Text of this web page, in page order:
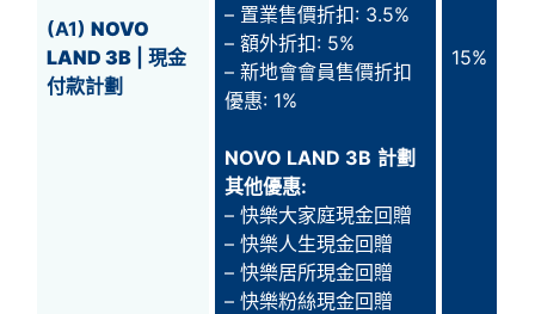
(A1)NOVO
LAND 3B | 現金
付款計劃
– 置業售價折扣: 3.5%
– 額外折扣: 5%
– 新地會會員售價折扣
優惠: 1%
NOVO LAND 3B 計劃
其他優惠:
– 快樂大家庭現金回贈
– 快樂人生現金回贈
– 快樂居所現金回贈
– 快樂粉絲現金回贈
15%